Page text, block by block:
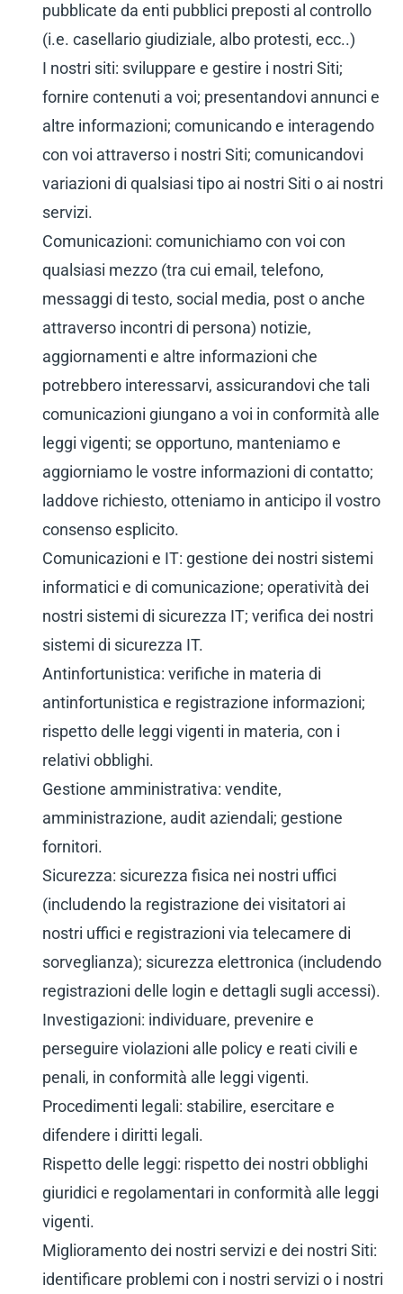
pubblicate da enti pubblici preposti al controllo
(i.e. casellario giudiziale, albo protesti, ecc..)
I nostri siti: sviluppare e gestire i nostri Siti;
fornire contenuti a voi; presentandovi annunci e
altre informazioni; comunicando e interagendo
con voi attraverso i nostri Siti; comunicandovi
variazioni di qualsiasi tipo ai nostri Siti o ai nostri
servizi.
Comunicazioni: comunichiamo con voi con
qualsiasi mezzo (tra cui email, telefono,
messaggi di testo, social media, post o anche
attraverso incontri di persona) notizie,
aggiornamenti e altre informazioni che
potrebbero interessarvi, assicurandovi che tali
comunicazioni giungano a voi in conformità alle
leggi vigenti; se opportuno, manteniamo e
aggiorniamo le vostre informazioni di contatto;
laddove richiesto, otteniamo in anticipo il vostro
consenso esplicito.
Comunicazioni e IT: gestione dei nostri sistemi
informatici e di comunicazione; operatività dei
nostri sistemi di sicurezza IT; verifica dei nostri
sistemi di sicurezza IT.
Antinfortunistica: verifiche in materia di
antinfortunistica e registrazione informazioni;
rispetto delle leggi vigenti in materia, con i
relativi obblighi.
Gestione amministrativa: vendite,
amministrazione, audit aziendali; gestione
fornitori.
Sicurezza: sicurezza fisica nei nostri uffici
(includendo la registrazione dei visitatori ai
nostri uffici e registrazioni via telecamere di
sorveglianza); sicurezza elettronica (includendo
registrazioni delle login e dettagli sugli accessi).
Investigazioni: individuare, prevenire e
perseguire violazioni alle policy e reati civili e
penali, in conformità alle leggi vigenti.
Procedimenti legali: stabilire, esercitare e
difendere i diritti legali.
Rispetto delle leggi: rispetto dei nostri obblighi
giuridici e regolamentari in conformità alle leggi
vigenti.
Miglioramento dei nostri servizi e dei nostri Siti:
identificare problemi con i nostri servizi o i nostri